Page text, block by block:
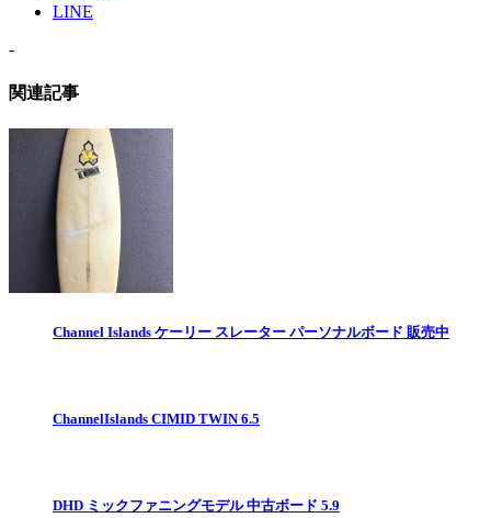
LINE
-
関連記事
Channel Islands ケーリー スレーター パーソナルボード 販売中
ChannelIslands CIMID TWIN 6.5
DHD ミックファニングモデル 中古ボード 5.9